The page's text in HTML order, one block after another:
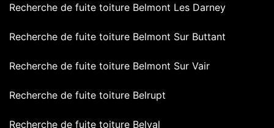
Recherche de fuite toiture Belmont Les Darney
Recherche de fuite toiture Belmont Sur Buttant
Recherche de fuite toiture Belmont Sur Vair
Recherche de fuite toiture Belrupt
Recherche de fuite toiture Belval